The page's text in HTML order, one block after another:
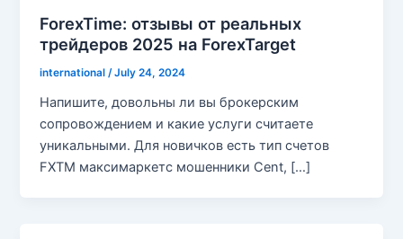
ForexTime: отзывы от реальных
трейдеров 2025 на ForexTarget
international/July 24, 2024
Напишите, довольны ли вы брокерским
сопровождением и какие услуги считаете
уникальными. Для новичков есть тип счетов
FXTM максимаркетс мошенники Cent, […]